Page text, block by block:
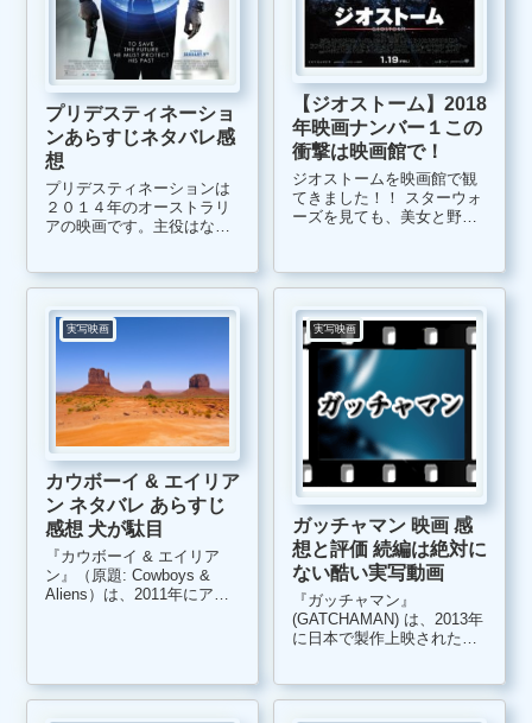
プリデスティネーショ
ンあらすじネタバレ感
想
プリデスティネーションは
２０１４年のオーストラリ
アの映画です。主役はなん
ば、青春映画リアリティ・
もういい年なんですね。 さ
て、プリデスティネーショ
ンは映画館で上...
【ジオストーム】2018
年映画ナンバー１この
衝撃は映画館で！
ジオストームを映画館で観
てきました！！ スターウォ
ーズを見ても、美女と野獣
が、久々のヒットです。 い
やあもう完全になめていま
した。 単なる地球破壊のデ
ィザスター映画だ...
実写映画
カウボーイ & エイリア
ン ネタバレ あらすじ
感想 犬が駄目
『カウボーイ & エイリア
ン』（原題: Cowboys &
Aliens）は、2011年にアメ
す。 カウボーイが登場する
実写映画
ガッチャマン 映画 感
想と評価 続編は絶対に
ない酷い実写動画
『ガッチャマン』
(GATCHAMAN) は、2013年
に日本で製作上映されたSF
『科学忍者隊ガッチャマ